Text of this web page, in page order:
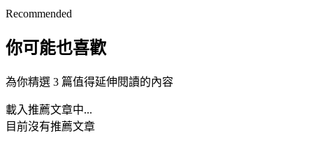
Recommended
你可能也喜歡
為你精選 3 篇值得延伸閱讀的內容
載入推薦文章中...
目前沒有推薦文章